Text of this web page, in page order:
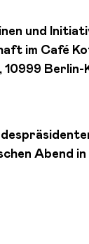
und
im Café
Berlin-
Abend in